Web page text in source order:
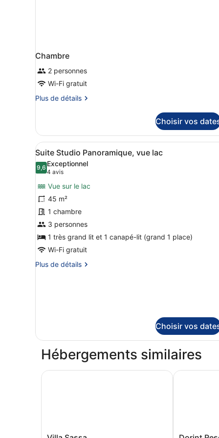
Chambre
2 personnes
Wi-Fi gratuit
Plus de détails
Plus
le
type
de
chambre
Chambre
Choisir vos
Afficher
toutes
les
photos
pour
ce
type
de
chambre :
Suite
Studio
Panoramique,
Une chambre d’hôtel
9
Suite Studio Panoramique, vue lac
9,69,6 sur 10
Exceptionnel
4 avis
(4 avis)
Vue sur le lac
45 m²
1 chambre
3 personnes
1 très grand lit et 1 canapé-lit (grand 1 place)
Wi-Fi gratuit
Plus de détails
Plus
Suite
Studio
Panoramique,
vue
Choisir vos
Hébergements similaires
Villa
Villa Sassa
Dorint
Dorint